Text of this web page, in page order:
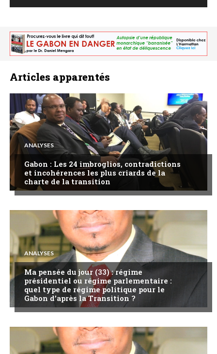
Articles apparentés
ANALYSES
Gabon : Les 24 imbroglios, contradictions
et incohérences les plus criards de la
charte de la transition
ANALYSES
Ma pensée du jour (33) : régime
présidentiel ou régime parlementaire :
quel type de régime politique pour le
Gabon d’après la Transition ?